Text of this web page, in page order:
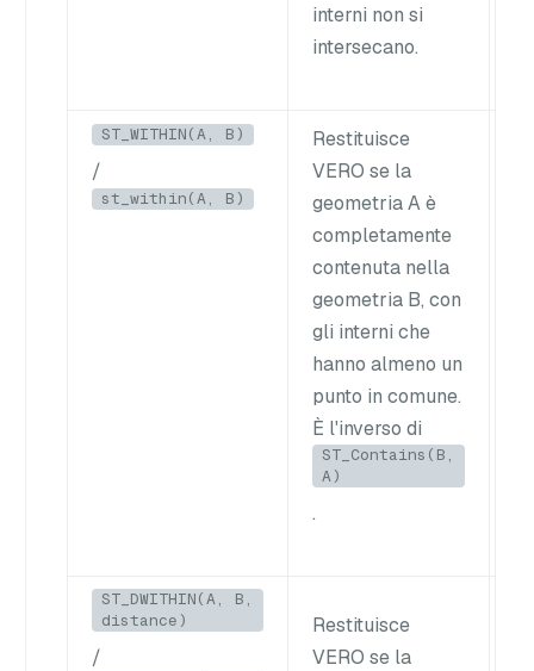
interni non si
intersecano.
ST_WITHIN(A, B)
/
st_within(A, B)
Restituisce
VERO se la
geometria A è
completamente
contenuta nella
geometria B, con
gli interni che
hanno almeno un
punto in comune.
È l'inverso di
ST_Contains(B,
A)
.
ST_DWITHIN(A, B,
distance)
/
Restituisce
VERO se la